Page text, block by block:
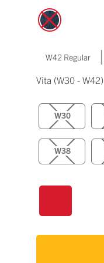
W42 Regular |
Vita (W30 - W42)
W30
W38